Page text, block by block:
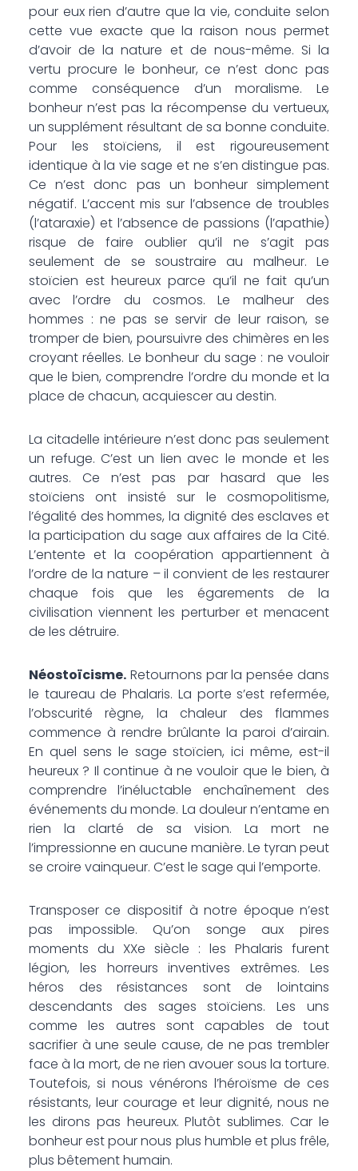
pour eux rien d’autre que la vie, conduite selon
cette vue exacte que la raison nous permet
d’avoir de la nature et de nous-même. Si la
vertu procure le bonheur, ce n’est donc pas
comme conséquence d’un moralisme. Le
bonheur n’est pas la récompense du vertueux,
un supplément résultant de sa bonne conduite.
Pour les stoïciens, il est rigoureusement
identique à la vie sage et ne s’en distingue pas.
Ce n’est donc pas un bonheur simplement
négatif. L’accent mis sur l’absence de troubles
(l’ataraxie) et l’absence de passions (l’apathie)
risque de faire oublier qu’il ne s’agit pas
seulement de se soustraire au malheur. Le
stoïcien est heureux parce qu’il ne fait qu’un
avec l’ordre du cosmos. Le malheur des
hommes : ne pas se servir de leur raison, se
tromper de bien, poursuivre des chimères en les
croyant réelles. Le bonheur du sage : ne vouloir
que le bien, comprendre l’ordre du monde et la
place de chacun, acquiescer au destin.
La citadelle intérieure n’est donc pas seulement
un refuge. C’est un lien avec le monde et les
autres. Ce n’est pas par hasard que les
stoïciens ont insisté sur le cosmopolitisme,
l’égalité des hommes, la dignité des esclaves et
la participation du sage aux affaires de la Cité.
L’entente et la coopération appartiennent à
l’ordre de la nature – il convient de les restaurer
chaque fois que les égarements de la
civilisation viennent les perturber et menacent
de les détruire.
Néostoïcisme.Retournons par la pensée dans
le taureau de Phalaris. La porte s’est refermée,
l’obscurité règne, la chaleur des flammes
commence à rendre brûlante la paroi d’airain.
En quel sens le sage stoïcien, ici même, est-il
heureux ? Il continue à ne vouloir que le bien, à
comprendre l’inéluctable enchaînement des
événements du monde. La douleur n’entame en
rien la clarté de sa vision. La mort ne
l’impressionne en aucune manière. Le tyran peut
se croire vainqueur. C’est le sage qui l’emporte.
Transposer ce dispositif à notre époque n’est
pas impossible. Qu’on songe aux pires
moments du XXe siècle : les Phalaris furent
légion, les horreurs inventives extrêmes. Les
héros des résistances sont de lointains
descendants des sages stoïciens. Les uns
comme les autres sont capables de tout
sacrifier à une seule cause, de ne pas trembler
face à la mort, de ne rien avouer sous la torture.
Toutefois, si nous vénérons l’héroïsme de ces
résistants, leur courage et leur dignité, nous ne
les dirons pas heureux. Plutôt sublimes. Car le
bonheur est pour nous plus humble et plus frêle,
plus bêtement humain.